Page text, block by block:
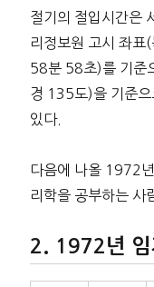
절기의 절입시간은
리정보원 고시 좌
58분 58초)를 기준
경 135도)을 기준으
있다.
다음에 나올 1972
리학을 공부하는 사
1972년